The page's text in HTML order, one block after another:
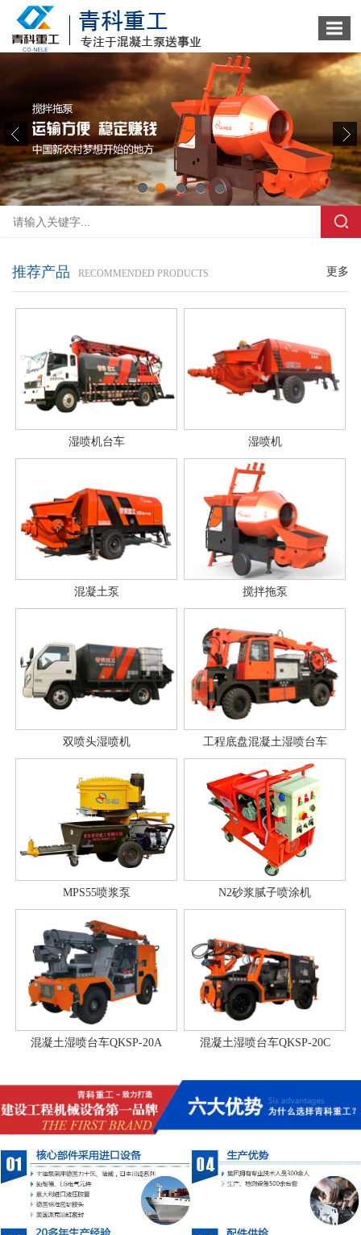
1 2 3
更多
推荐产品 RECOMMENDED PRODUCTS
湿喷机台车 湿喷机
混凝土泵 搅拌拖泵
双喷头湿喷机 工程底盘混凝土湿喷台车
MPS55喷浆泵 N2砂浆腻子喷涂机
混凝土湿喷台车QKSP-20A 混凝土湿喷台车QKSP-20C